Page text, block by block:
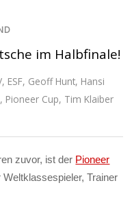
im Halbfinale!
, ESF, Geoff Hunt, Hansi
, Pioneer Cup, Tim Klaiber
zuvor, ist der Pioneer
Trainer